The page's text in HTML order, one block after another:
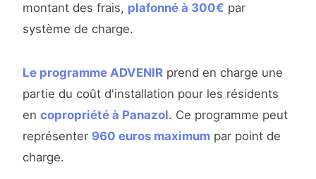
montant des frais, plafonné à 300€ par
système de charge.
Le programme ADVENIR prend en charge une
partie du coût d'installation pour les résidents
en copropriété à Panazol. Ce programme peut
représenter 960 euros maximum par point de
charge.